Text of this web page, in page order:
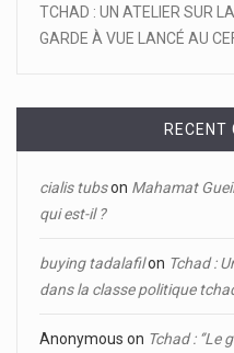
TCHAD : UN ATELIER SUR
GARDE À VUE LANCÉ AU
RECENT
cialis tubson Mahamat
qui est-il ?
buying tadalafilon Tchad :
dans la classe politique
Anonymous on Tchad :